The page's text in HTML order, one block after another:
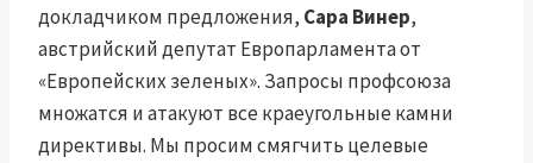
докладчиком предложения, Сара Винер,
австрийский депутат Европарламента от
«Европейских зеленых». Запросы профсоюза
множатся и атакуют все краеугольные камни
директивы. Мы просим смягчить целевые